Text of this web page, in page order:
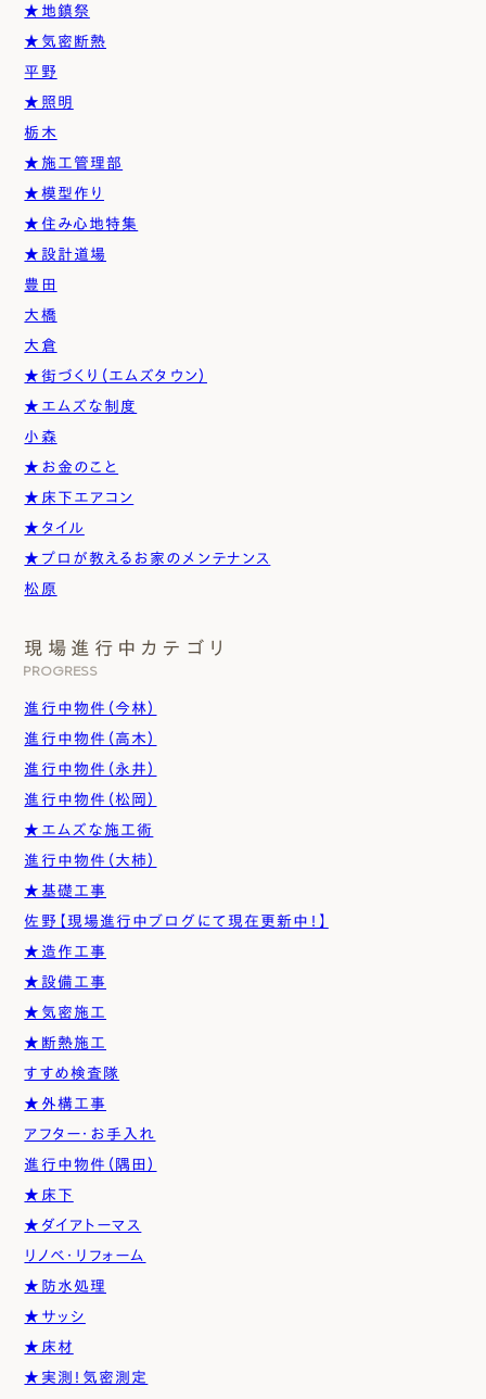
★地鎮祭
★気密断熱
平野
★照明
栃木
★施工管理部
★模型作り
★住み心地特集
★設計道場
豊田
大橋
大倉
★街づくり（エムズタウン）
★エムズな制度
小森
★お金のこと
★床下エアコン
★タイル
★プロが教えるお家のメンテナンス
松原
現場進行中カテゴリ
PROGRESS
進行中物件（今林）
進行中物件（高木）
進行中物件（永井）
進行中物件（松岡）
★エムズな施工術
進行中物件（大柿）
★基礎工事
佐野【現場進行中ブログにて現在更新中！】
★造作工事
★設備工事
★気密施工
★断熱施工
すすめ検査隊
★外構工事
アフター・お手入れ
進行中物件（隅田）
★床下
★ダイアトーマス
リノベ・リフォーム
★防水処理
★サッシ
★床材
★実測！気密測定